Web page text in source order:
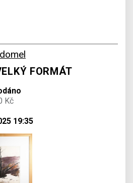
FORMÁT
Kč
19:35